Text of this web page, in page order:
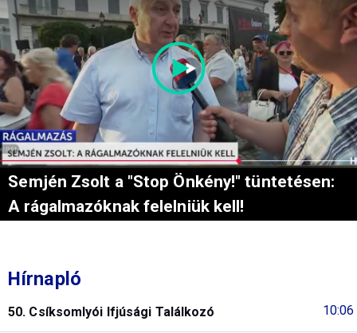
Semjén Zsolt a "Stop Önkény!" tüntetésen:
A rágalmazóknak felelniük kell!
Hírnapló
10:06
50. Csíksomlyói Ifjúsági Találkozó